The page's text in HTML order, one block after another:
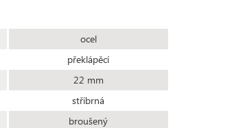
ocel
překlápěcí
22 mm
stříbrná
broušený